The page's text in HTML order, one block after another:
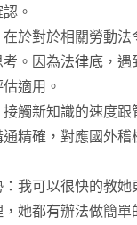
。
於對於相關勞動法
。因為法律底，遇
適用。
觸新知識的速度跟
精確，對應國外稽
我可以很快的教她
她都有辦法做簡單